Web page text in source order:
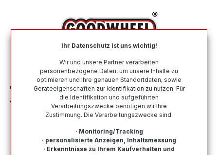
Offroad-Reifen ATV / Quad
JOURNEY 25x10 - 12 TL 54N P3189 6PR
Ihr Datenschutz ist uns wichtig!
Wir und unsere Partner verarbeiten
personenbezogene Daten, um unsere Inhalte zu
optimieren und Ihre genauen Standortdaten, sowie
Geräteeigenschaften zur Identifikation zu nutzen. Für
die Identifikation und aufgeführten
Verarbeitungszwecke benötigen wir Ihre
Zustimmung. Die Verarbeitungszwecke sind:
· Monitoring/Tracking
· personalisierte Anzeigen, Inhaltsmessung
· Erkenntnisse zu Ihrem Kaufverhalten und